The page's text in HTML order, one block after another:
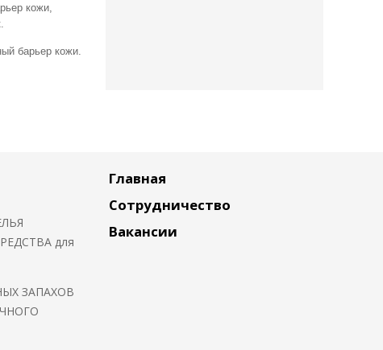
кожи,
барьер кожи.
для
ЗАПАХОВ
Главная
Сотрудничество
Вакансии